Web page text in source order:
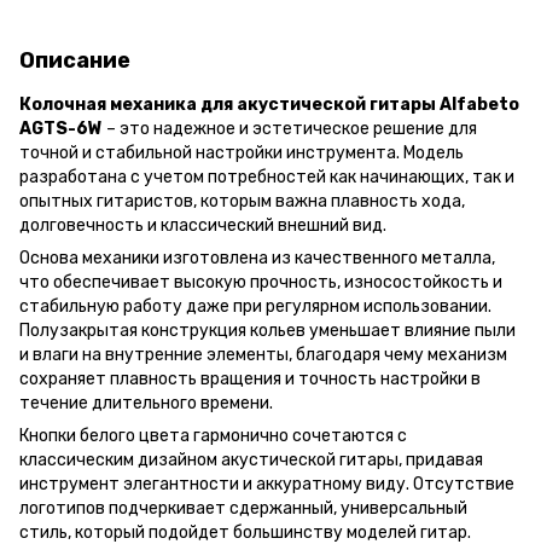
Описание
Колочная механика для акустической гитары Alfabeto
AGTS-6W – это надежное и эстетическое решение для
точной и стабильной настройки инструмента. Модель
разработана с учетом потребностей как начинающих, так и
опытных гитаристов, которым важна плавность хода,
долговечность и классический внешний вид.
Основа механики изготовлена ​​из качественного металла,
что обеспечивает высокую прочность, износостойкость и
стабильную работу даже при регулярном использовании.
Полузакрытая конструкция кольев уменьшает влияние пыли
и влаги на внутренние элементы, благодаря чему механизм
сохраняет плавность вращения и точность настройки в
течение длительного времени.
Кнопки белого цвета гармонично сочетаются с
классическим дизайном акустической гитары, придавая
инструмент элегантности и аккуратному виду. Отсутствие
логотипов подчеркивает сдержанный, универсальный
стиль, который подойдет большинству моделей гитар.